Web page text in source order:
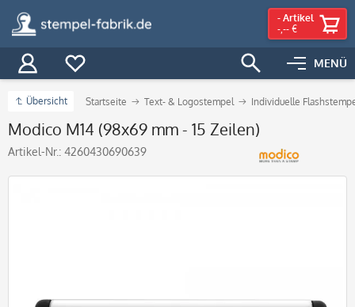
MENÜ
- Artikel
-,-- €
Übersicht Startseite Text- & Logostempel Individuelle
Modico M14 (98x69 mm - 15 Zeilen)
Artikel-Nr.: 4260430690639